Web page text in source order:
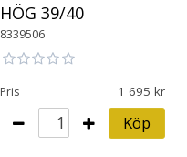
HÖG 39/40
8339506
Pris 1 695
Köp